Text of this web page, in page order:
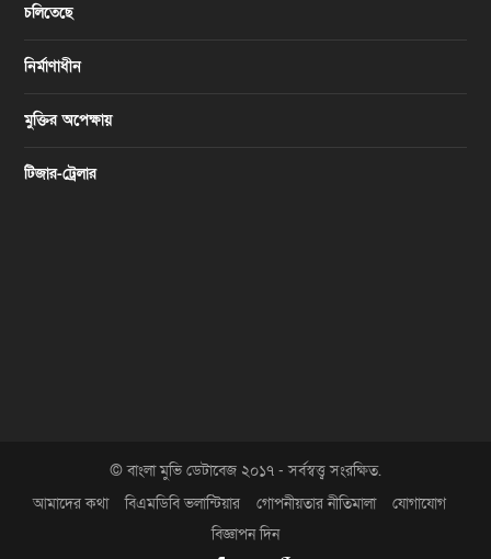
চলিতেছে
নির্মাণাধীন
মুক্তির অপেক্ষায়
টিজার-ট্রেলার
© বাংলা মুভি ডেটাবেজ ২০১৭ - সর্বস্বত্ত্ব সংরক্ষিত.
আমাদের কথা
বিএমডিবি ভলান্টিয়ার গোপনীয়তার নীতিমালা
যোগাযোগ
বিজ্ঞাপন দিন